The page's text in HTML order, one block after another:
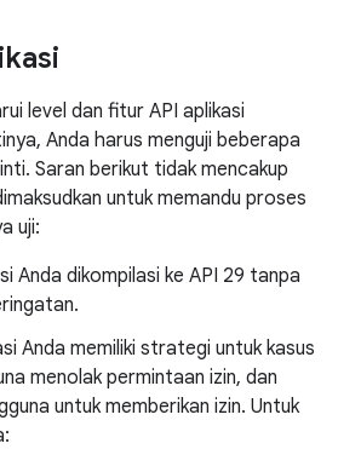
level dan fitur API aplikasi
Anda harus menguji beberapa
Saran berikut tidak mencakup
untuk memandu proses
uji:
Anda dikompilasi ke API 29 tanpa
Anda memiliki strategi untuk kasus
menolak permintaan izin, dan
untuk memberikan izin. Untuk